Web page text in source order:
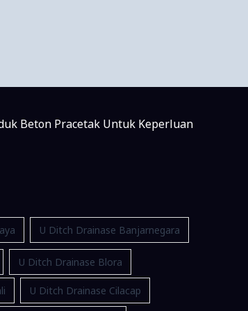
Beton Pracetak Untuk Keperluan
U Ditch Drainase Banjarnegara
U Ditch Drainase Blora
U Ditch Drainase Cilacap